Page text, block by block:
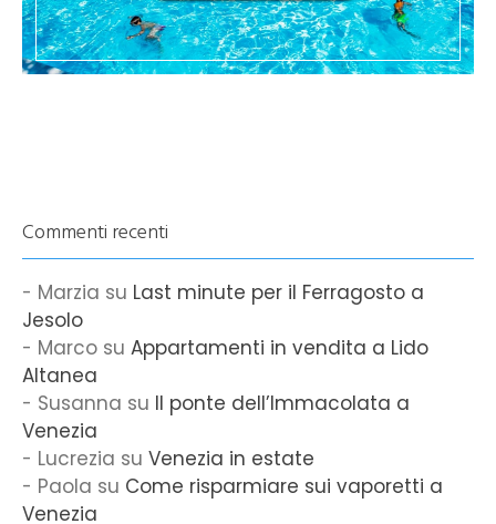
Commenti recenti
Marzia su Last minute per il Ferragosto a
Jesolo
Marco su Appartamenti in vendita a Lido
Altanea
Susanna su Il ponte dell’Immacolata a
Venezia
Lucrezia su Venezia in estate
Paola su Come risparmiare sui vaporetti a
Venezia